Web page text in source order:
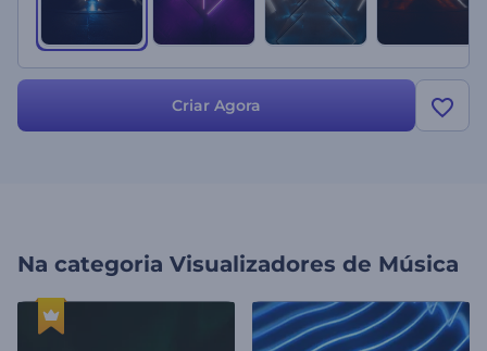
Criar Agora
Na categoria Visualizadores de Música